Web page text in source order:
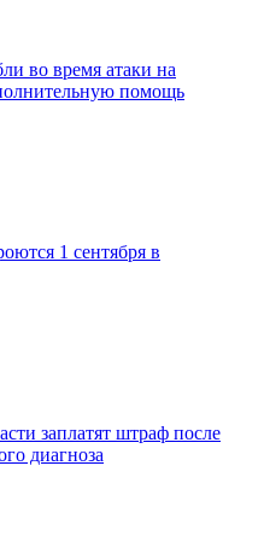
во время атаки на
помощь
1 сентября в
заплатят штраф после
диагноза